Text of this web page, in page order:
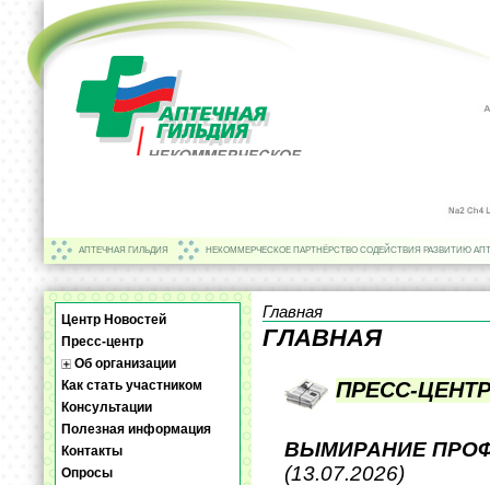
АПТЕЧНАЯ ГИЛЬДИЯ НЕКОММЕРЧЕСКОЕ ПАРТНЁРСТВО СОДЕЙСТВИЯ РАЗВИТИЮ
Центр Новостей
Пресс-центр
Об организации
Как стать участником
Консультации
Полезная информация
Контакты
Опросы
Главная
ГЛАВНАЯ
ПРЕСС-ЦЕНТР
ВЫМИРАНИЕ
(13.07.2026)